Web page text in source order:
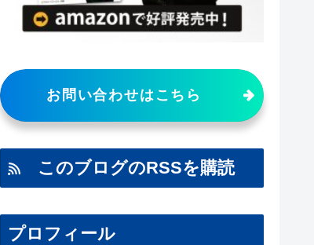
お問い合わせはこちら
このブログのRSSを購読
プロフィール